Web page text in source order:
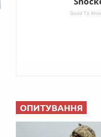
ОПИТУВАННЯ